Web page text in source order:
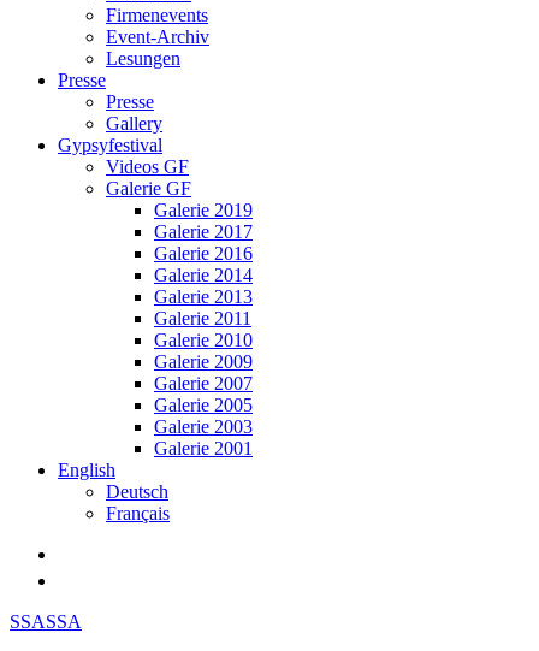
Firmenevents
Event-Archiv
Lesungen
Presse
Presse
Gallery
Gypsyfestival
Videos GF
Galerie GF
Galerie 2019
Galerie 2017
Galerie 2016
Galerie 2014
Galerie 2013
Galerie 2011
Galerie 2010
Galerie 2009
Galerie 2007
Galerie 2005
Galerie 2003
Galerie 2001
English
Deutsch
Français
SSASSA